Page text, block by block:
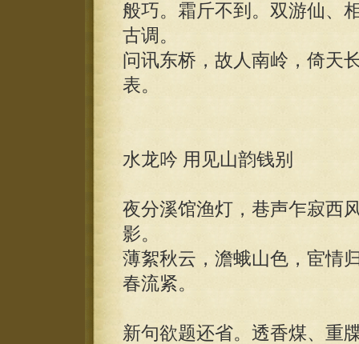
般巧。霜斤不到。双游仙、
古调。
问讯东桥，故人南岭，倚天
表。
水龙吟 用见山韵钱别
夜分溪馆渔灯，巷声乍寂西
影。
薄絮秋云，澹蛾山色，宦情
春流紧。
新句欲题还省。透香煤、重